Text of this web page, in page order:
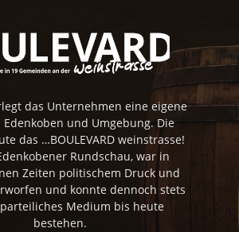
das Unternehmen eine eigene
und Umgebung. Die
das …BOULEVARD weinstrasse!
Rundschau, war in
Zeiten politischem Druck und
und konnte dennoch stets
Medium bis heute
bestehen.